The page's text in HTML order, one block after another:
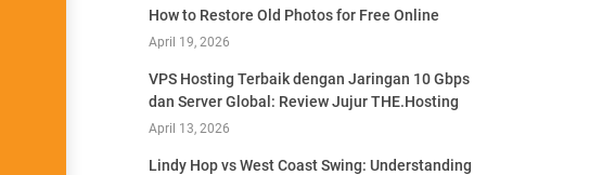
How to Restore Old Photos for Free Online
April 19, 2026
VPS Hosting Terbaik dengan Jaringan 10 Gbps
dan Server Global: Review Jujur THE.Hosting
April 13, 2026
Lindy Hop vs West Coast Swing: Understanding